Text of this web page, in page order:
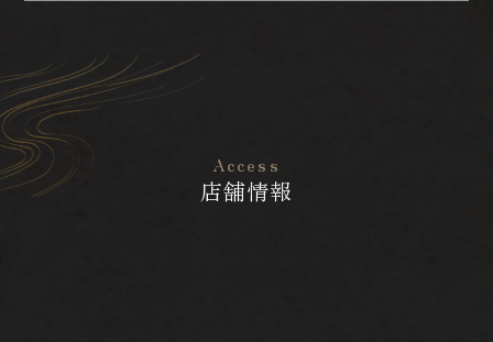
Access
店舗情報